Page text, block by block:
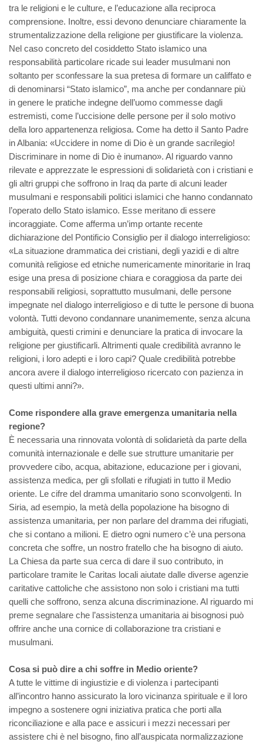
tra le religioni e le culture, e l’educazione alla reciproca
comprensione. Inoltre, essi devono denunciare chiaramente la
strumentalizzazione della religione per giustificare la violenza.
Nel caso concreto del cosiddetto Stato islamico una
responsabilità particolare ricade sui leader musulmani non
soltanto per sconfessare la sua pretesa di formare un califfato e
di denominarsi “Stato islamico”, ma anche per condannare più
in genere le pratiche indegne dell’uomo commesse dagli
estremisti, come l’uccisione delle persone per il solo motivo
della loro appartenenza religiosa. Come ha detto il Santo Padre
in Albania: «Uccidere in nome di Dio è un grande sacrilegio!
Discriminare in nome di Dio è inumano». Al riguardo vanno
rilevate e apprezzate le espressioni di solidarietà con i cristiani e
gli altri gruppi che soffrono in Iraq da parte di alcuni leader
musulmani e responsabili politici islamici che hanno condannato
l’operato dello Stato islamico. Esse meritano di essere
incoraggiate. Come afferma un’imp ortante recente
dichiarazione del Pontificio Consiglio per il dialogo interreligioso:
«La situazione drammatica dei cristiani, degli yazidi e di altre
comunità religiose ed etniche numericamente minoritarie in Iraq
esige una presa di posizione chiara e coraggiosa da parte dei
responsabili religiosi, soprattutto musulmani, delle persone
impegnate nel dialogo interreligioso e di tutte le persone di buona
volontà. Tutti devono condannare unanimemente, senza alcuna
ambiguità, questi crimini e denunciare la pratica di invocare la
religione per giustificarli. Altrimenti quale credibilità avranno le
religioni, i loro adepti e i loro capi? Quale credibilità potrebbe
ancora avere il dialogo interreligioso ricercato con pazienza in
questi ultimi anni?».
Come rispondere alla grave emergenza umanitaria nella
regione?
È necessaria una rinnovata volontà di solidarietà da parte della
comunità internazionale e delle sue strutture umanitarie per
provvedere cibo, acqua, abitazione, educazione per i giovani,
assistenza medica, per gli sfollati e rifugiati in tutto il Medio
oriente. Le cifre del dramma umanitario sono sconvolgenti. In
Siria, ad esempio, la metà della popolazione ha bisogno di
assistenza umanitaria, per non parlare del dramma dei rifugiati,
che si contano a milioni. E dietro ogni numero c’è una persona
concreta che soffre, un nostro fratello che ha bisogno di aiuto.
La Chiesa da parte sua cerca di dare il suo contributo, in
particolare tramite le Caritas locali aiutate dalle diverse agenzie
caritative cattoliche che assistono non solo i cristiani ma tutti
quelli che soffrono, senza alcuna discriminazione. Al riguardo mi
preme segnalare che l’assistenza umanitaria ai bisognosi può
offrire anche una cornice di collaborazione tra cristiani e
musulmani.
Cosa si può dire a chi soffre in Medio oriente?
A tutte le vittime di ingiustizie e di violenza i partecipanti
all’incontro hanno assicurato la loro vicinanza spirituale e il loro
impegno a sostenere ogni iniziativa pratica che porti alla
riconciliazione e alla pace e assicuri i mezzi necessari per
assistere chi è nel bisogno, fino all’auspicata normalizzazione